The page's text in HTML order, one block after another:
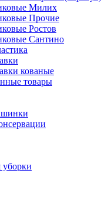
Милих
Прочие
Ростов
Сантино
кованые
товары
уборки